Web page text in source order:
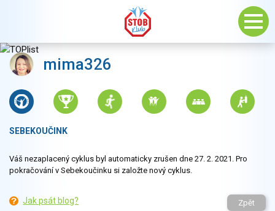
mima326
SEBEKOUČINK
Váš nezaplacený cyklus byl automaticky zrušen dne 27. 2. 2021. Pro
pokračování v Sebekoučinku si založte nový cyklus.
Jak psát blog? Zpět